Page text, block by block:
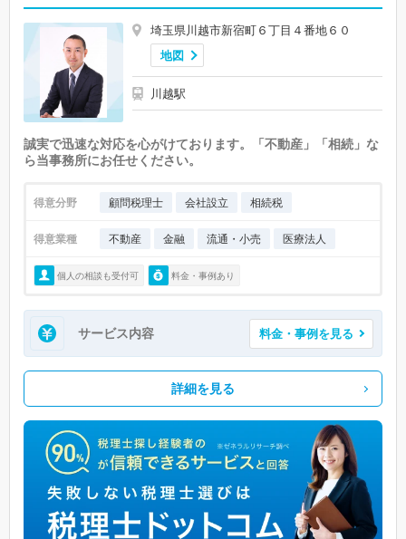
埼玉県川越市新宿町６丁目４番地６０
地図
川越駅
誠実で迅速な対応を心がけております。「不動産」「相続」な
ら当事務所にお任せください。
得意分野 顧問税理士 会社設立 相続税
得意業種 不動産 金融 流通・小売 医療法人
個人の相談も受付可 料金・事例あり
サービス内容 料金・事例を見る
詳細を見る